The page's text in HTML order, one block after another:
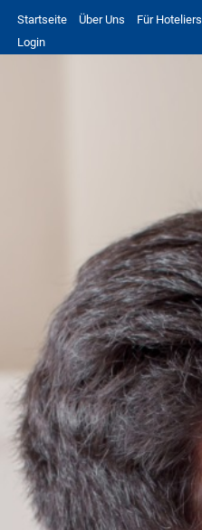
Startseite Über Uns Für Hoteliers
Login